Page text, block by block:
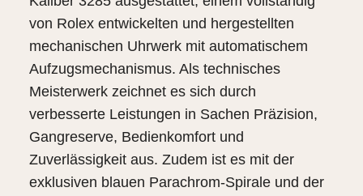
von Rolex entwickelten und hergestellten
mechanischen Uhrwerk mit automatischem
Aufzugsmechanismus. Als technisches
Meisterwerk zeichnet es sich durch
verbesserte Leistungen in Sachen Präzision,
Gangreserve, Bedienkomfort und
Zuverlässigkeit aus. Zudem ist es mit der
exklusiven blauen Parachrom-Spirale und der